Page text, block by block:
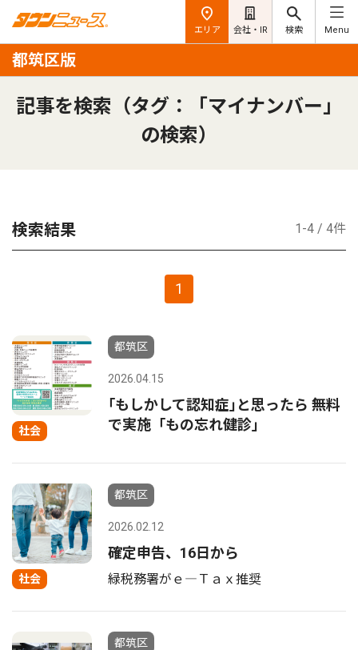
エリア 会社・IR 検索 Menu
都筑区版
記事を検索（タグ：「マイナンバー」
の検索）
検索結果 1-4 / 4件
1
社会
都筑区
2026.04.15
｢もしかして認知症｣と思ったら 無料
で実施「もの忘れ健診｣
社会
都筑区
2026.02.12
確定申告、16日から
緑税務署がｅ―Ｔａｘ推奨
都筑区